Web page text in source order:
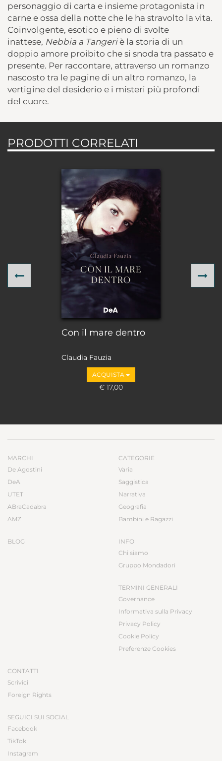
personaggio di carta e insieme protagonista in
carne e ossa della notte che le ha stravolto la vita.
Coinvolgente, esotico e pieno di svolte
inattese, Nebbia a Tangeriè la storia di un
doppio amore proibito che si snoda tra passato e
presente. Per raccontare, attraverso un romanzo
nascosto tra le pagine di un altro romanzo, la
vertigine del desiderio e i misteri più profondi
del cuore.
PRODOTTI CORRELATI
Con il mare dentro
Claudia Fauzia
ACQUISTA
€ 17,00
Previous
MARCHI
De Agostini
DeA
UTET
ABraCadabra
AMZ
BLOG
CATEGORIE
Varia
Saggistica
Narrativa
Geografia
Bambini e Ragazzi
INFO
Chi siamo
Gruppo Mondadori
TERMINI GENERALI
Governance
Informativa sulla Privacy
Privacy Policy
Cookie Policy
Preferenze Cookies
CONTATTI
Scrivici
Foreign Rights
SEGUICI SUI SOCIAL
Facebook
TikTok
Instagram